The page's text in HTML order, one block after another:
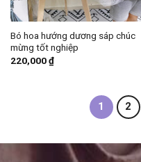
Bó hoa hướng dương sáp chúc
mừng tốt nghiệp
220,000₫
1 2